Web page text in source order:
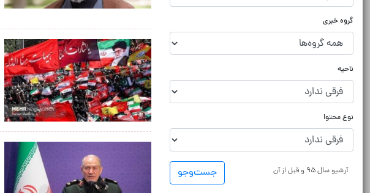
گروه خبری
ناحیه
نوع محتوا
جست‌و‌جو آرشیو سال ۹۵ و قبل از آن